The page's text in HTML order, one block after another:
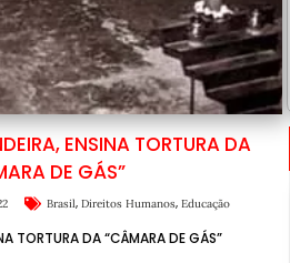
ENSINA TORTURA DA
DE GÁS”
Brasil, Direitos Humanos, Educação
TORTURA DA “CÂMARA DE GÁS”